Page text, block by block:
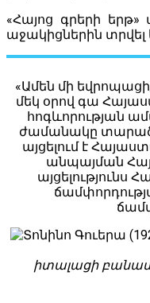
«Հայոց գրերի
աջակիցներին
«Ամեն մի
մեկ օրով գա
հոգևորության
ժամանակը
այցելում է
անպայման Հայ
այցելությունս
իտալացի